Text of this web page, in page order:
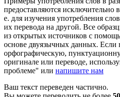
предоставляются исключительно
е. для изучения употребления
их перевода на другой. Все
из открытых источников с
основе двуязычных данных.
орфографическую,
оригинале или переводе,
проблеме" или напишите нам
Ваш текст переведен частично.